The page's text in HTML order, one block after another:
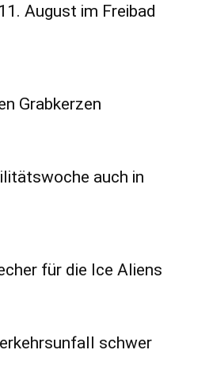
August im Freibad
Grabkerzen
auch in
für die Ice Aliens
schwer